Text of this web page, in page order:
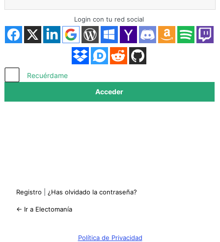
Acceder
Login con tu red social
Recuérdame
Registro ¿Has olvidado la contraseña?
← Ir a Electomanía
Política de Privacidad